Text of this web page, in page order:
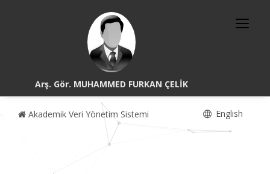
Arş. Gör. MUHAMMED FURKAN ÇELİK
Akademik Veri Yönetim Sistemi English